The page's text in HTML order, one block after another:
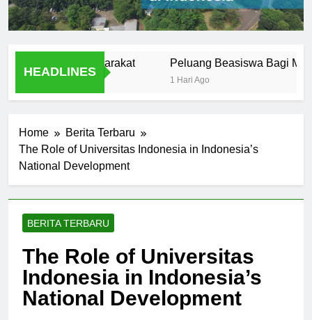
HEADLINES
Peluang Beasiswa Bagi
1 Hari Ago
Home
Berita Terbaru
The Role of Universitas Indonesia in Indonesia’s
National Development
BERITA TERBARU
The Role of Universitas
Indonesia in Indonesia’s
National Development